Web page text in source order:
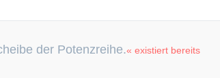
der Potenzreihe.« existiert bereits